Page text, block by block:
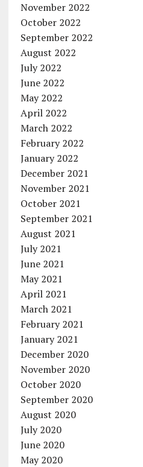
November 2022
October 2022
September 2022
August 2022
July 2022
June 2022
May 2022
April 2022
March 2022
February 2022
January 2022
December 2021
November 2021
October 2021
September 2021
August 2021
July 2021
June 2021
May 2021
April 2021
March 2021
February 2021
January 2021
December 2020
November 2020
October 2020
September 2020
August 2020
July 2020
June 2020
May 2020